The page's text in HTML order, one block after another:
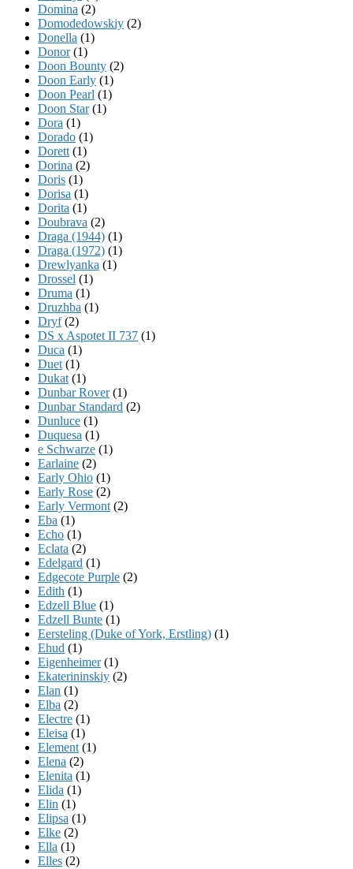
Domina (2)
Domodedowskiy (2)
Donella (1)
Donor(1)
Doon Bounty (2)
Doon Early (1)
Doon Pearl (1)
Doon Star(1)
Dora (1)
Dorado (1)
Dorett (1)
Dorina (2)
Doris (1)
Dorisa (1)
Dorita (1)
Doubrava (2)
Draga (1944) (1)
Draga (1972) (1)
Drewlyanka (1)
Drossel (1)
Druma (1)
Druzhba (1)
Dryf(2)
DS x Aspotet II 737 (1)
Duca (1)
Duet (1)
Dukat (1)
Dunbar Rover(1)
Dunbar Standard (2)
Dunluce (1)
Duquesa (1)
e Schwarze (1)
Earlaine (2)
Early Ohio (1)
Early Rose (2)
Early Vermont (2)
Eba (1)
Echo (1)
Eclata (2)
Edelgard (1)
Edgecote Purple (2)
Edith (1)
Edzell Blue (1)
Edzell Bunte (1)
Eersteling (Duke of York, Erstling) (1)
Ehud (1)
Eigenheimer(1)
Ekaterininskiy (2)
Elan (1)
Elba (2)
Electre (1)
Eleisa (1)
Element (1)
Elena (2)
Elenita (1)
Elida (1)
Elin (1)
Elipsa (1)
Elke (2)
Ella (1)
Elles (2)